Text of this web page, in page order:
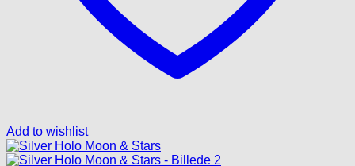
Add to wishlist